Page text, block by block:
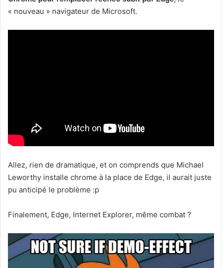
« nouveau » navigateur de Microsoft.
Allez, rien de dramatique, et on comprends que Michael
Leworthy installe chrome à la place de Edge, il aurait juste
pu anticipé le problème :p
Finalement, Edge, Internet Explorer, même combat ?